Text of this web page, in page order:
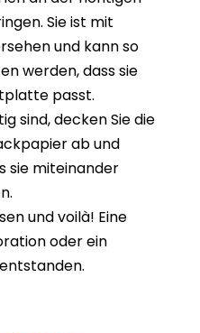
Sie ist mit
und kann so
werden, dass sie
passt.
sind, decken Sie die
ab und
sie miteinander
und voilà! Eine
oder ein